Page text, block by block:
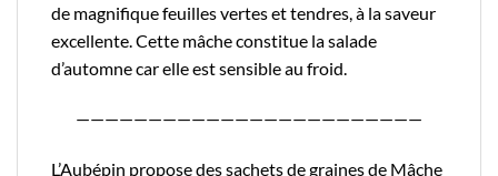
de magnifique feuilles vertes et tendres, à la saveur
excellente. Cette mâche constitue la salade
d’automne car elle est sensible au froid.
————————————————————————
L’Aubépin propose des sachets de graines de Mâche